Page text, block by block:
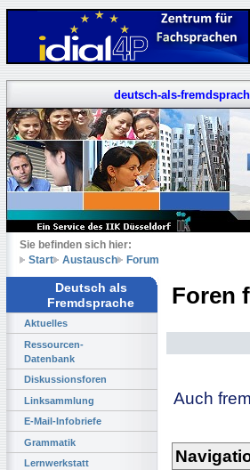
deutsch-als-
Sie befinden sich hier:
Start
Austausch Forum
Deutsch als
Fremdsprache
Aktuelles
Ressourcen-
Datenbank
Diskussionsforen
Linksammlung
E-Mail-Infobriefe
Grammatik
Lernwerkstatt
Foren
Auch